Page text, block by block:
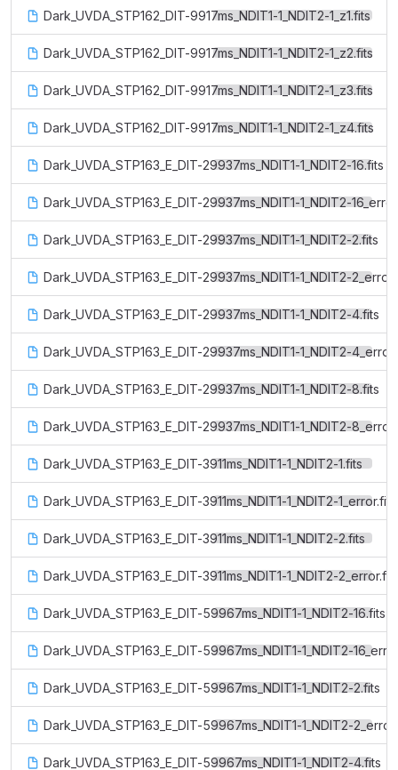
Dark_UVDA_STP162_DIT-9917ms_NDIT1-1_NDIT2-1_z1.fits
Dark_UVDA_STP162_DIT-9917ms_NDIT1-1_NDIT2-1_z2.fits
Dark_UVDA_STP162_DIT-9917ms_NDIT1-1_NDIT2-1_z3.fits
Dark_UVDA_STP162_DIT-9917ms_NDIT1-1_NDIT2-1_z4.fits
Dark_UVDA_STP163_E_DIT-29937ms_NDIT1-1_NDIT2-16.fits
Dark_UVDA_STP163_E_DIT-29937ms_NDIT1-1_NDIT2-
Dark_UVDA_STP163_E_DIT-29937ms_NDIT1-1_NDIT2-2.fits
Dark_UVDA_STP163_E_DIT-29937ms_NDIT1-1_NDIT2-
Dark_UVDA_STP163_E_DIT-29937ms_NDIT1-1_NDIT2-4.fits
Dark_UVDA_STP163_E_DIT-29937ms_NDIT1-1_NDIT2-
Dark_UVDA_STP163_E_DIT-29937ms_NDIT1-1_NDIT2-8.fits
Dark_UVDA_STP163_E_DIT-29937ms_NDIT1-1_NDIT2-
Dark_UVDA_STP163_E_DIT-3911ms_NDIT1-1_NDIT2-1.fits
Dark_UVDA_STP163_E_DIT-3911ms_NDIT1-1_NDIT2-1_error.fits
Dark_UVDA_STP163_E_DIT-3911ms_NDIT1-1_NDIT2-2.fits
Dark_UVDA_STP163_E_DIT-3911ms_NDIT1-1_NDIT2-2_error.fits
Dark_UVDA_STP163_E_DIT-59967ms_NDIT1-1_NDIT2-16.fits
Dark_UVDA_STP163_E_DIT-59967ms_NDIT1-1_NDIT2-
Dark_UVDA_STP163_E_DIT-59967ms_NDIT1-1_NDIT2-2.fits
Dark_UVDA_STP163_E_DIT-59967ms_NDIT1-1_NDIT2-
Dark_UVDA_STP163_E_DIT-59967ms_NDIT1-1_NDIT2-4.fits